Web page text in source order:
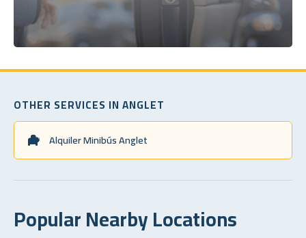
OTHER SERVICES IN ANGLET
Alquiler Minibús Anglet
Popular Nearby Locations